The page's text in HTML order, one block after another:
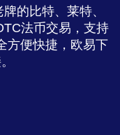
的比特、莱特、
法币交易，支持
方便快捷，欧易下